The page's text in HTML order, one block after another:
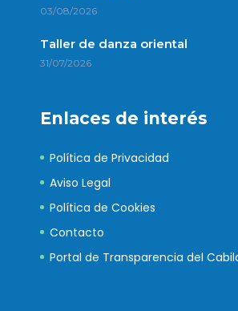
03/08/2026
Taller de danza oriental
31/07/2026
Enlaces de interés
Política de Privacidad
Aviso Legal
Política de Cookies
Contacto
Portal de Transparencia del